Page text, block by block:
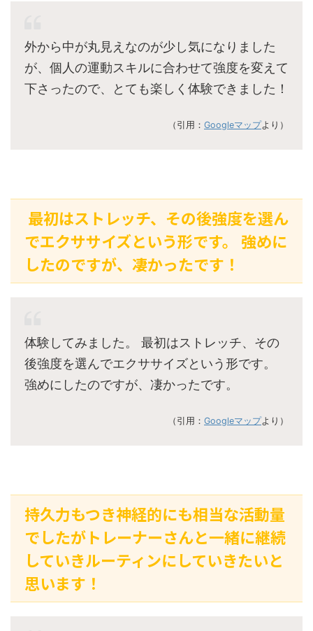
外から中が丸見えなのが少し気になりました
が、個人の運動スキルに合わせて強度を変えて
下さったので、とても楽しく体験できました！
（引用： Googleマップより）
最初はストレッチ、その後強度を選ん
でエクササイズという形です。 強めに
したのですが、凄かったです！
体験してみました。 最初はストレッチ、その
後強度を選んでエクササイズという形です。
強めにしたのですが、凄かったです。
（引用： Googleマップより）
持久力もつき神経的にも相当な活動量
でしたがトレーナーさんと一緒に継続
していきルーティンにしていきたいと
思います！